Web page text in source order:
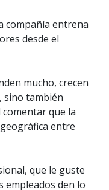
compañía entrena
desde el
mucho, crecen
sino también
que la
entre
que le guste
empleados den lo